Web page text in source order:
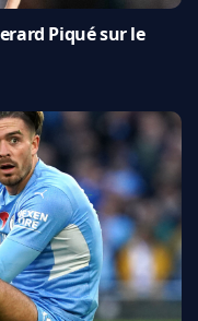
Piqué sur le